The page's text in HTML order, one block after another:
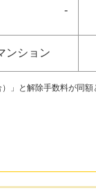
-
ンション
」と解除手数料が同